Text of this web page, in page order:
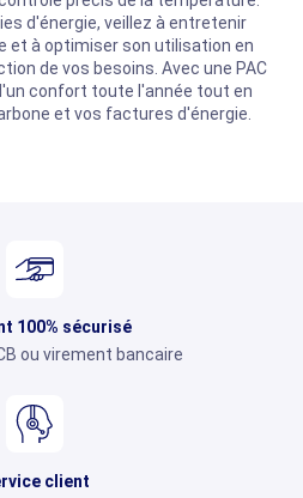
d'énergie, veillez à entretenir
et à optimiser son utilisation en
de vos besoins. Avec une PAC
confort toute l'année tout en
et vos factures d'énergie.
100% sécurisé
ou virement bancaire
client